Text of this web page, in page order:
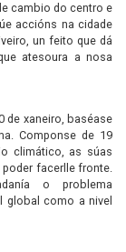
cambio do centro e
accións na cidade
un feito que dá
atesoura a nosa
de xaneiro, baséase
Componse de 19
climático, as súas
facerlle fronte.
o problema
global como a nivel